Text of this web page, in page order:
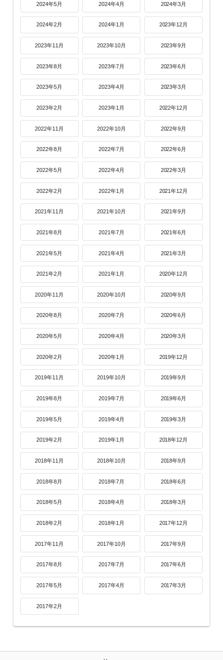
2024年5月 2024年4月 2024年3月
2024年2月 2024年1月 2023年12月
2023年11月 2023年10月 2023年9月
2023年8月 2023年7月 2023年6月
2023年5月 2023年4月 2023年3月
2023年2月 2023年1月 2022年12月
2022年11月 2022年10月 2022年9月
2022年8月 2022年7月 2022年6月
2022年5月 2022年4月 2022年3月
2022年2月 2022年1月 2021年12月
2021年11月 2021年10月 2021年9月
2021年8月 2021年7月 2021年6月
2021年5月 2021年4月 2021年3月
2021年2月 2021年1月 2020年12月
2020年11月 2020年10月 2020年9月
2020年8月 2020年7月 2020年6月
2020年5月 2020年4月 2020年3月
2020年2月 2020年1月 2019年12月
2019年11月 2019年10月 2019年9月
2019年8月 2019年7月 2019年6月
2019年5月 2019年4月 2019年3月
2019年2月 2019年1月 2018年12月
2018年11月 2018年10月 2018年9月
2018年8月 2018年7月 2018年6月
2018年5月 2018年4月 2018年3月
2018年2月 2018年1月 2017年12月
2017年11月 2017年10月 2017年9月
2017年8月 2017年7月 2017年6月
2017年5月 2017年4月 2017年3月
2017年2月